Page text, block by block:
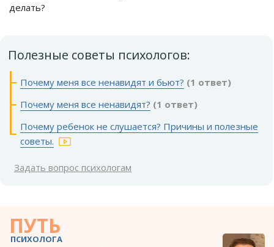
делать?
Полезные советы психологов:
Почему меня все ненавидят и бьют? (1 ответ)
Почему меня все ненавидят? (1 ответ)
Почему ребенок не слушается? Причины и полезные
советы.
Задать вопрос психологам
ПУТЬ
ПСИХОЛОГА